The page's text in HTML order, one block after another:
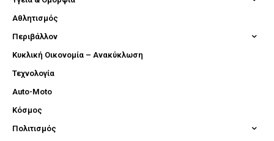
Αθλητισμός
Περιβάλλον
Κυκλική Οικονομία – Ανακύκλωση
Τεχνολογία
Auto-Moto
Κόσμος
Πολιτισμός